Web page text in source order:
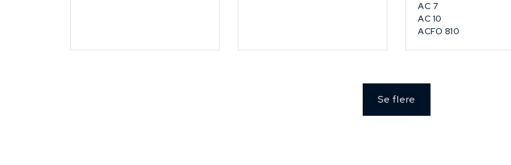
AC 7
AC 10
ACFO 810
Se flere